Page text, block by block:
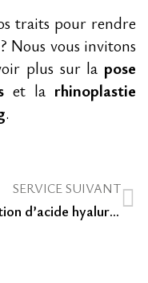
traits pour rendre
Nous vous invitons
plus sur la pose
et la rhinoplastie
.
SERVICE SUIVANT
Injection d’acide hyaluronique sur le visage dans une clinique spécialisée dans les soins anti-rides au Luxembourg